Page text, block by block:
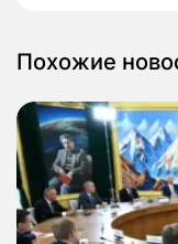
Похожие